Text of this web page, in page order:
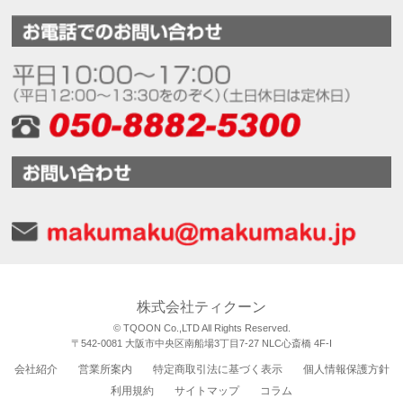
株式会社ティクーン
© TQOON Co.,LTD All Rights Reserved.
〒542-0081 大阪市中央区南船場3丁目7-27 NLC心斎橋 4F-I
会社紹介 営業所案内 特定商取引法に基づく表示
個人情報保護方針
利用規約
サイトマップ コラム